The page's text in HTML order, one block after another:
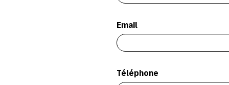
Email
Téléphone